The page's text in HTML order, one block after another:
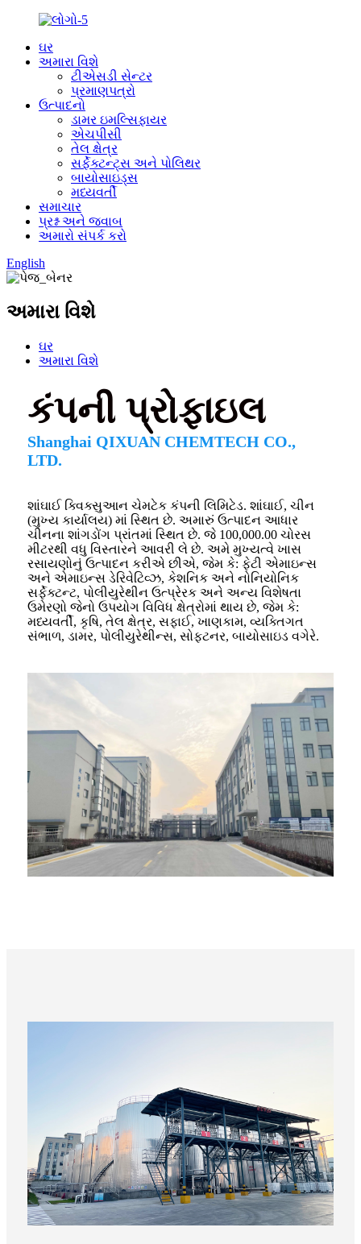
ઘર
અમારા વિશે
ટીએસડી સેન્ટર
પ્રમાણપત્રો
ઉત્પાદનો
ડામર ઇમલ્સિફાયર
એચપીસી
તેલ ક્ષેત્ર
સર્ફેક્ટન્ટ્સ અને પોલિથર
બાયોસાઇડ્સ
મધ્યવર્તી
સમાચાર
પ્રશ્ન અને જવાબ
અમારો સંપર્ક કરો
English
અમારા વિશે
ઘર
અમારા વિશે
કંપની પ્રોફાઇલ
Shanghai QIXUAN CHEMTECH CO.,
LTD.
શાંઘાઈ ક્વિક્સુઆન ચેમટેક કંપની લિમિટેડ. શાંઘાઈ, ચીન
(મુખ્ય કાર્યાલય) માં સ્થિત છે. અમારું ઉત્પાદન આધાર
ચીનના શાંગડોંગ પ્રાંતમાં સ્થિત છે. જે 100,000.00 ચોરસ
મીટરથી વધુ વિસ્તારને આવરી લે છે. અમે મુખ્યત્વે ખાસ
રસાયણોનું ઉત્પાદન કરીએ છીએ, જેમ કે: ફેટી એમાઇન્સ
અને એમાઇન્સ ડેરિવેટિવ્ઝ, કેશનિક અને નોનિયોનિક
સર્ફેક્ટન્ટ, પોલીયુરેથીન ઉત્પ્રેરક અને અન્ય વિશેષતા
ઉમેરણો જેનો ઉપયોગ વિવિધ ક્ષેત્રોમાં થાય છે, જેમ કે:
મધ્યવર્તી, કૃષિ, તેલ ક્ષેત્ર, સફાઈ, ખાણકામ, વ્યક્તિગત
સંભાળ, ડામર, પોલીયુરેથીન્સ, સોફ્ટનર, બાયોસાઇડ વગેરે.